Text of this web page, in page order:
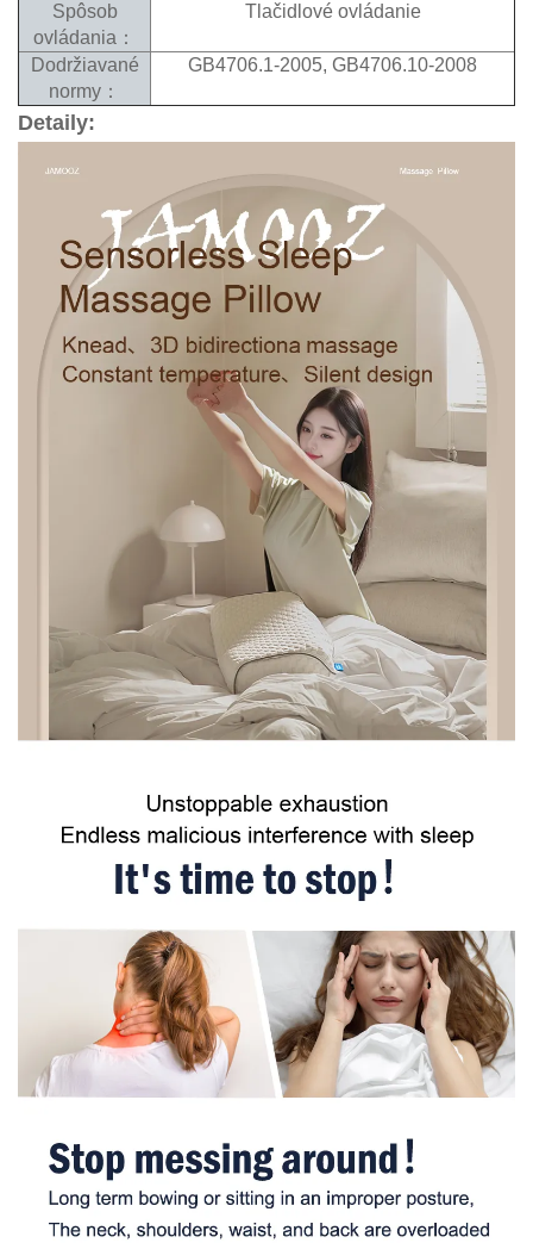
Spôsob
ovládania：
Tlačidlové ovládanie
Dodržiavané
normy：
GB4706.1-2005, GB4706.10-2008
Detaily: